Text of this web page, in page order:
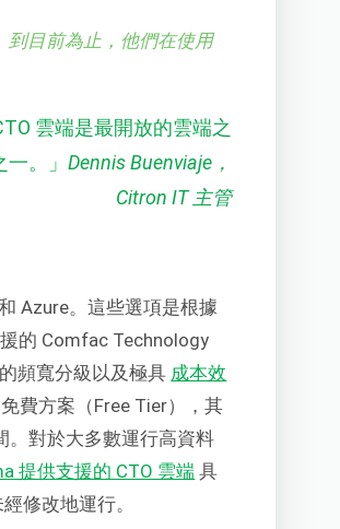
到目前為止，他們在使用
雲端是最開放的雲端之
。」 Dennis Buenviaje，
Citron IT 主管
Azure。這些選項是根據
的 Comfac Technology
頻寬分級以及極具 成本效
費方案（Free Tier），其
。對於大多數運行高資料
提供支援的 CTO 雲端 具
修改地運行。